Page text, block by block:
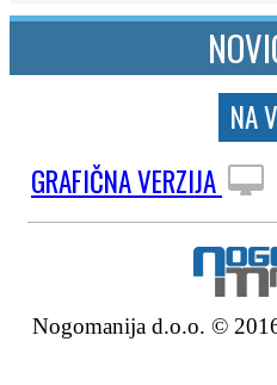
NA
GRAFIČNA VERZIJA
Nogomanija d.o.o. ©